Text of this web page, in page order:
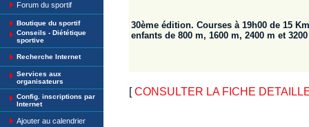
Forum du sportif
Boutique du sportif
Conseils - Diététique
sportive
Recherche Internet
Services aux
organisateurs
Config. inscriptions par
Internet
Ajouter au calendrier
30ème édition. Courses à 19h00 de 15
enfants de 800 m, 1600 m, 2400 m et
[CONSULTER LA FICHE